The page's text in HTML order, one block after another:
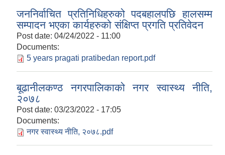
जननिर्वाचित प्रतिनिधिहरुको पदबहालपछि हालसम्म
सम्पादन भएका कार्यहरुको संक्षिप्त प्रगति प्रतिवेदन
Post date: 04/24/2022 - 11:00
Documents:
5 years pragati pratibedan report.pdf
बूढानीलकण्ठ नगरपालिकाको नगर स्वास्थ्य नीति,
२०७८
Post date: 03/23/2022 - 17:05
Documents:
नगर स्वास्थ्य नीति, २०७८.pdf